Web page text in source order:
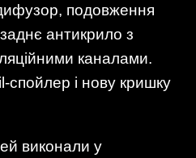
подовження
антикрило з
каналами.
і нову кришку
виконали у